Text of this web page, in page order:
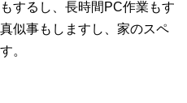
するし、長時間PC作業もす
似事もしますし、家のスペ
。